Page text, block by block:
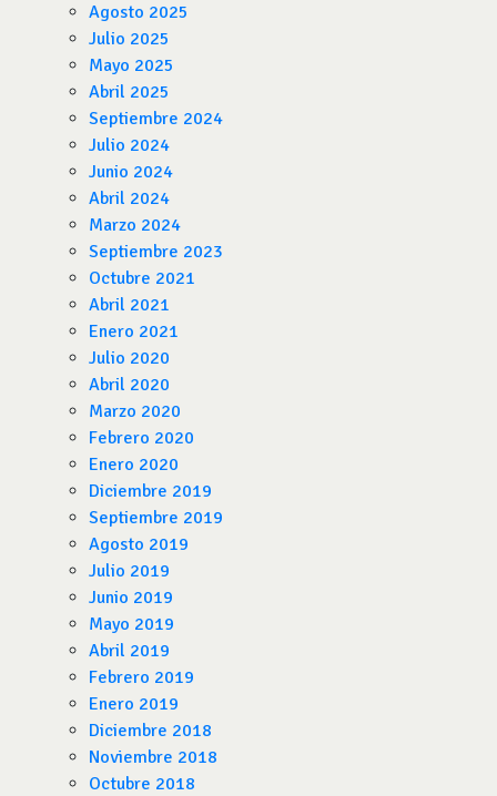
Agosto 2025
Julio 2025
Mayo 2025
Abril 2025
Septiembre 2024
Julio 2024
Junio 2024
Abril 2024
Marzo 2024
Septiembre 2023
Octubre 2021
Abril 2021
Enero 2021
Julio 2020
Abril 2020
Marzo 2020
Febrero 2020
Enero 2020
Diciembre 2019
Septiembre 2019
Agosto 2019
Julio 2019
Junio 2019
Mayo 2019
Abril 2019
Febrero 2019
Enero 2019
Diciembre 2018
Noviembre 2018
Octubre 2018